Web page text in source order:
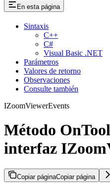
En esta página
Sintaxis
C++
C#
Visual Basic .NET
Parámetros
Valores de retorno
Observaciones
Consulte también
IZoomViewerEvents
Método
interfaz
Copiar páginaCopiar página